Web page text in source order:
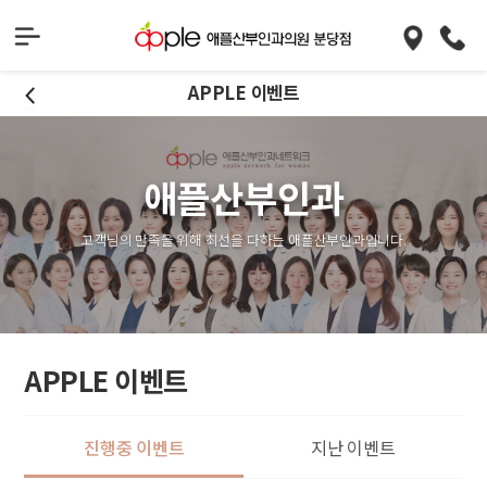
APPLE 이벤트
애플산부인과
고객님의 만족을 위해 최선을 다하는 애플산부인과입니다.
APPLE 이벤트
진행중 이벤트 지난 이벤트